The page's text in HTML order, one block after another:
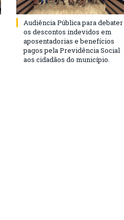
Audiência Pública para debater
os descontos indevidos em
aposentadorias e benefícios
pagos pela Previdência Social
aos cidadãos do município.